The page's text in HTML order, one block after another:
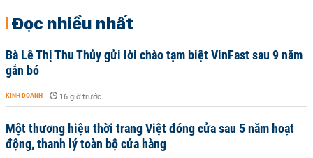
Đọc nhiều nhất
Bà Lê Thị Thu Thủy gửi lời chào tạm biệt VinFast sau 9 năm
gắn bó
KINH DOANH - 16 giờ trước
Một thương hiệu thời trang Việt đóng cửa sau 5 năm hoạt
động, thanh lý toàn bộ cửa hàng